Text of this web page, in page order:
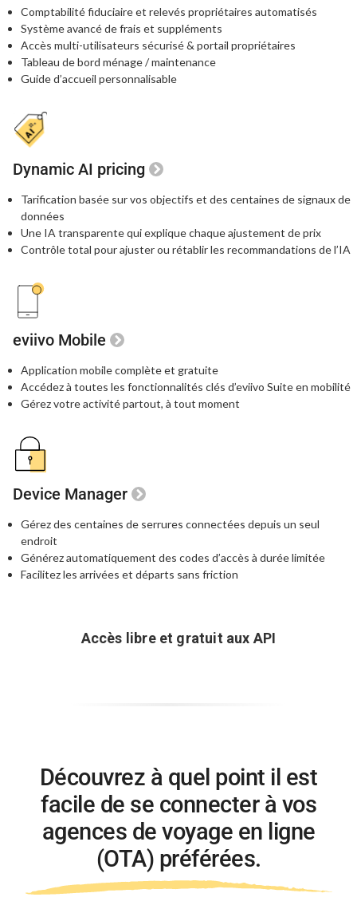
Comptabilité fiduciaire et relevés propriétaires automatisés
Système avancé de frais et suppléments
Accès multi-utilisateurs sécurisé& portail propriétaires
Tableau de bord ménage / maintenance
Guide d’accueil personnalisable
Dynamic AI pricing
Tarification basée sur vos objectifs et des centaines de signaux de
données
Une IA transparente qui explique chaqueajustement de prix
Contrôle total pour ajuster ou rétablir les recommandations de l’IA
eviivo Mobile
Application mobile complète et gratuite
Accédez à toutes les fonctionnalités clés d’eviivo Suite en mobilité
Gérez votre activité partout, à tout moment
Device Manager
Gérez des centaines de serrures connectées depuis un seul
endroit
Générez automatiquement des codes d’accès à durée limitée
Facilitez les arrivées et départs sans friction
Accès libre et gratuit aux API
Découvrez à quel point il est
facile de se connecterà vos
agences de voyage en ligne
(OTA) préférées.